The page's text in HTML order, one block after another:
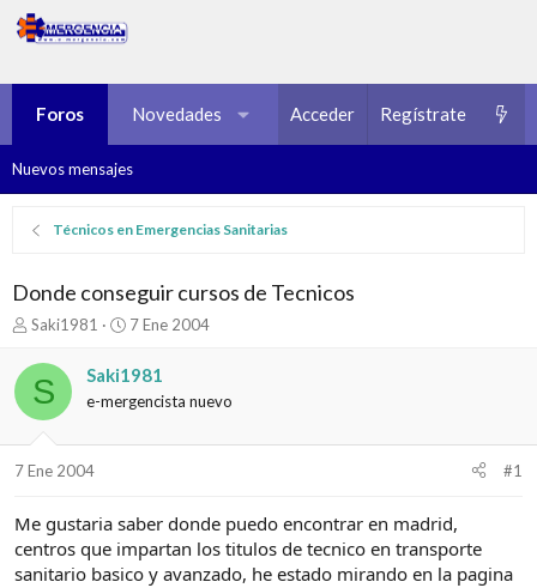
Foros Novedades Multimedia Recursos
Acceder Regístrate
Nuevos mensajes
Técnicos en Emergencias Sanitarias
Donde conseguir cursos de Tecnicos
I
i
c
o
d
l
t
Saki1981
F
c
h
a
i
i
o
7 Ene 2004
S Saki1981
e-mergencista nuevo
7 Ene 2004 #1
Me gustaria saber donde puedo encontrar en madrid,
centros que impartan los titulos de tecnico en transporte
sanitario basico y avanzado, he estado mirando en la pagina